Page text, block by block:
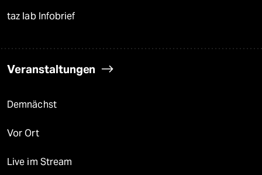
taz lab Infobrief
Veranstaltungen
Demnächst
Vor Ort
Live im Stream